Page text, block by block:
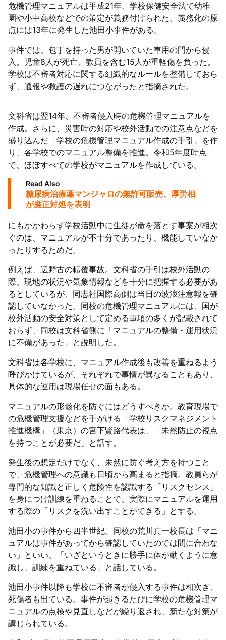
危機管理マニュアルは平成21年、学校保健安全法で幼稚
園や小中高校などでの策定が義務付けられた。義務化の原
点には13年に発生した池田小事件がある。
事件では、包丁を持った男が開いていた車用の門から侵
入。児童8人が死亡、教員を含む15人が重軽傷を負った。
学校は不審者対応に関する組織的なルールを整備しておら
ず、通報や救護の遅れにつながったと指摘された。
文科省は翌14年、不審者侵入時の危機管理マニュアルを
作成。さらに、災害時の対応や校外活動での注意点などを
盛り込んだ「学校の危機管理マニュアル作成の手引」を作
り、各学校でのマニュアル整備を推進。令和5年度時点
で、ほぼすべての学校がマニュアルを作成している。
Read Also
糖尿病治療薬マンジャロの無許可販売、厚労相
が厳正対処を表明
にもかかわらず学校活動中に生徒が命を落とす事案が相次
ぐのは、マニュアルが不十分であったり、機能していなか
ったりするためだ。
例えば、辺野古の転覆事故。文科省の手引は校外活動の
際、現地の状況や気象情報などを十分に把握する必要があ
るとしているが、同志社国際高側は当日の波浪注意報を確
認していなかった。同校の危機管理マニュアルには、国が
校外活動の安全対策として定める事項の多くが記載されて
おらず、同校は文科省側に「マニュアルの整備・運用状況
に不備があった」と説明した。
文科省は各学校に、マニュアル作成後も改善を重ねるよう
呼びかけているが、それぞれで事情が異なることもあり、
具体的な運用は現場任せの面もある。
マニュアルの形骸化を防ぐにはどうすべきか。教育現場で
の危機管理支援などを手がける「学校リスクマネジメント
推進機構」（東京）の宮下賢路代表は、「未然防止の視点
を持つことが必要だ」と話す。
発生後の想定だけでなく、未然に防ぐ考え方を持つこと
で、危機管理への意識も日頃から高まると指摘。教員らが
専門的な知識と正しく危険性を認識する「リスクセンス」
を身につけ訓練を重ねることで、実際にマニュアルを運用
する際の「リスクを洗い出すことができる」とする。
池田小の事件から四半世紀。同校の荒川真一校長は「マニ
ュアルは事件があってから確認していたのでは間に合わな
い」といい、「いざというときに勝手に体が動くように意
識し、訓練を重ねている」と話している。
池田小事件以降も学校に不審者が侵入する事件は相次ぎ、
死傷者も出ている。事件が起きるたびに学校の危機管理マ
ニュアルの点検や見直しなどが繰り返され、新たな対策が
講じられている。